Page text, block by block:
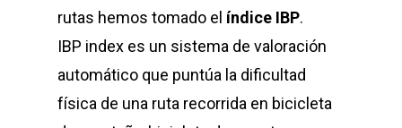
rutas hemos tomado el índice IBP.
IBP index es un sistema de valoración
automático que puntúa la dificultad
física de una ruta recorrida en bicicleta